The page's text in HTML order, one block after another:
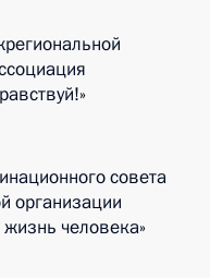
совета
организации
человека»